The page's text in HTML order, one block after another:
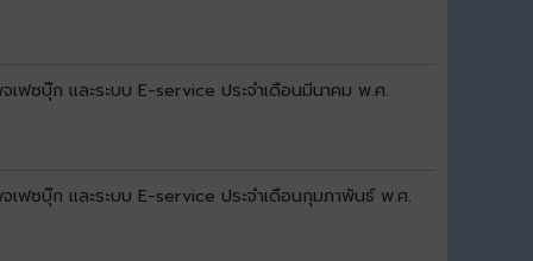
เฟซบุ๊ก และระบบ E-service ประจำเดือนมีนาคม พ.ศ.
เฟซบุ๊ก และระบบ E-service ประจำเดือนกุมภาพันธ์ พ.ศ.